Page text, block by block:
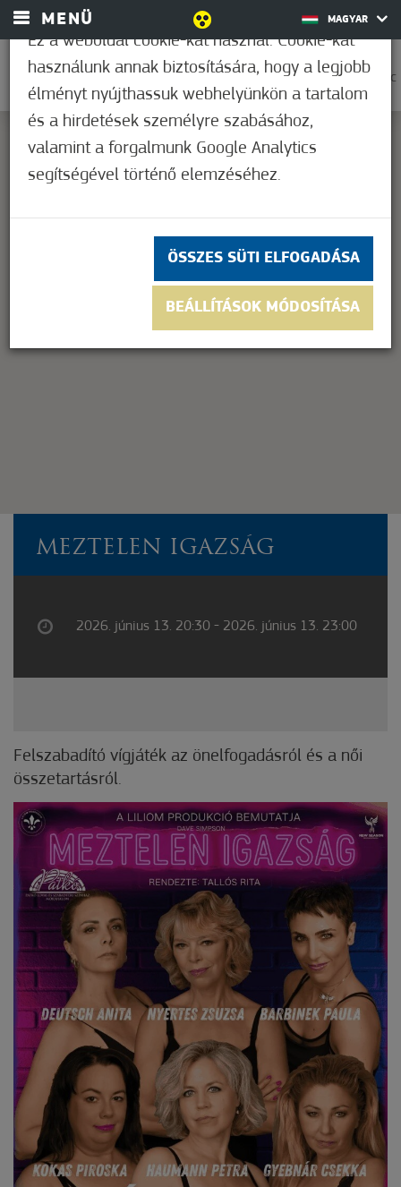
MENÜ MAGYAR
0
25,6°C
This page can't load Google Maps correctly.
Do you own this website? OK
MEZTELEN IGAZSÁG
2026. június 13. 20:30 - 2026. június 13. 23:00
Felszabadító vígjáték az önelfogadásról és a női
összetartásról.
Ez a weboldal cookie-kat használ. Cookie-kat
használunk annak biztosítására, hogy a legjobb
élményt nyújthassuk webhelyünkön a tartalom
és a hirdetések személyre szabásához,
valamint a forgalmunk Google Analytics
segítségével történő elemzéséhez.
ÖSSZES SÜTI ELFOGADÁSA
BEÁLLÍTÁSOK MÓDOSÍTÁSA